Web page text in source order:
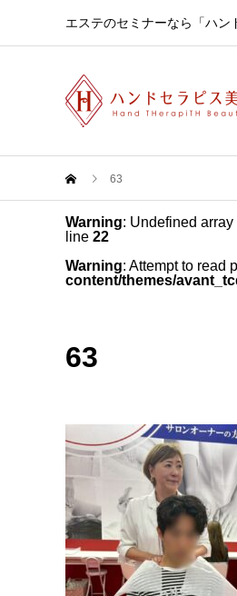
エステのセミナーなら「ハン
63
Warning: Undefined array
line 22
Warning: Attempt to read
content/themes/
63